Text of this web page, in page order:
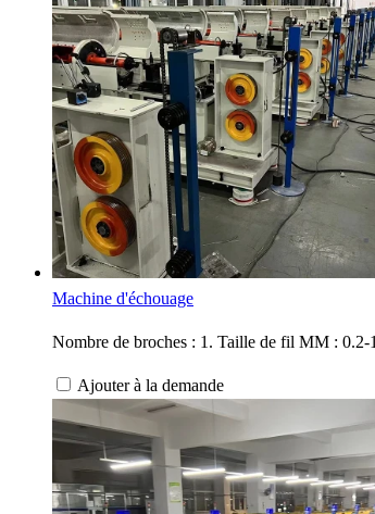
Machine d'échouage
Nombre de broches : 1. Taille de fil MM :
Ajouter à la demande